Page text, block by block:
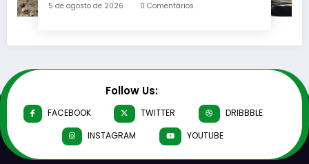
5 de agosto de 2026 0 Comentários
Follow Us:
FACEBOOK TWITTER
DRIBBBLE
INSTAGRAM
YOUTUBE